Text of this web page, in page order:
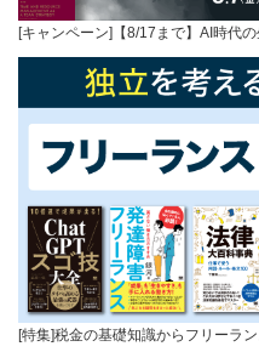
[キャンペーン]【8/17まで】AI時代
[特集]税金の基礎知識からフリーラ